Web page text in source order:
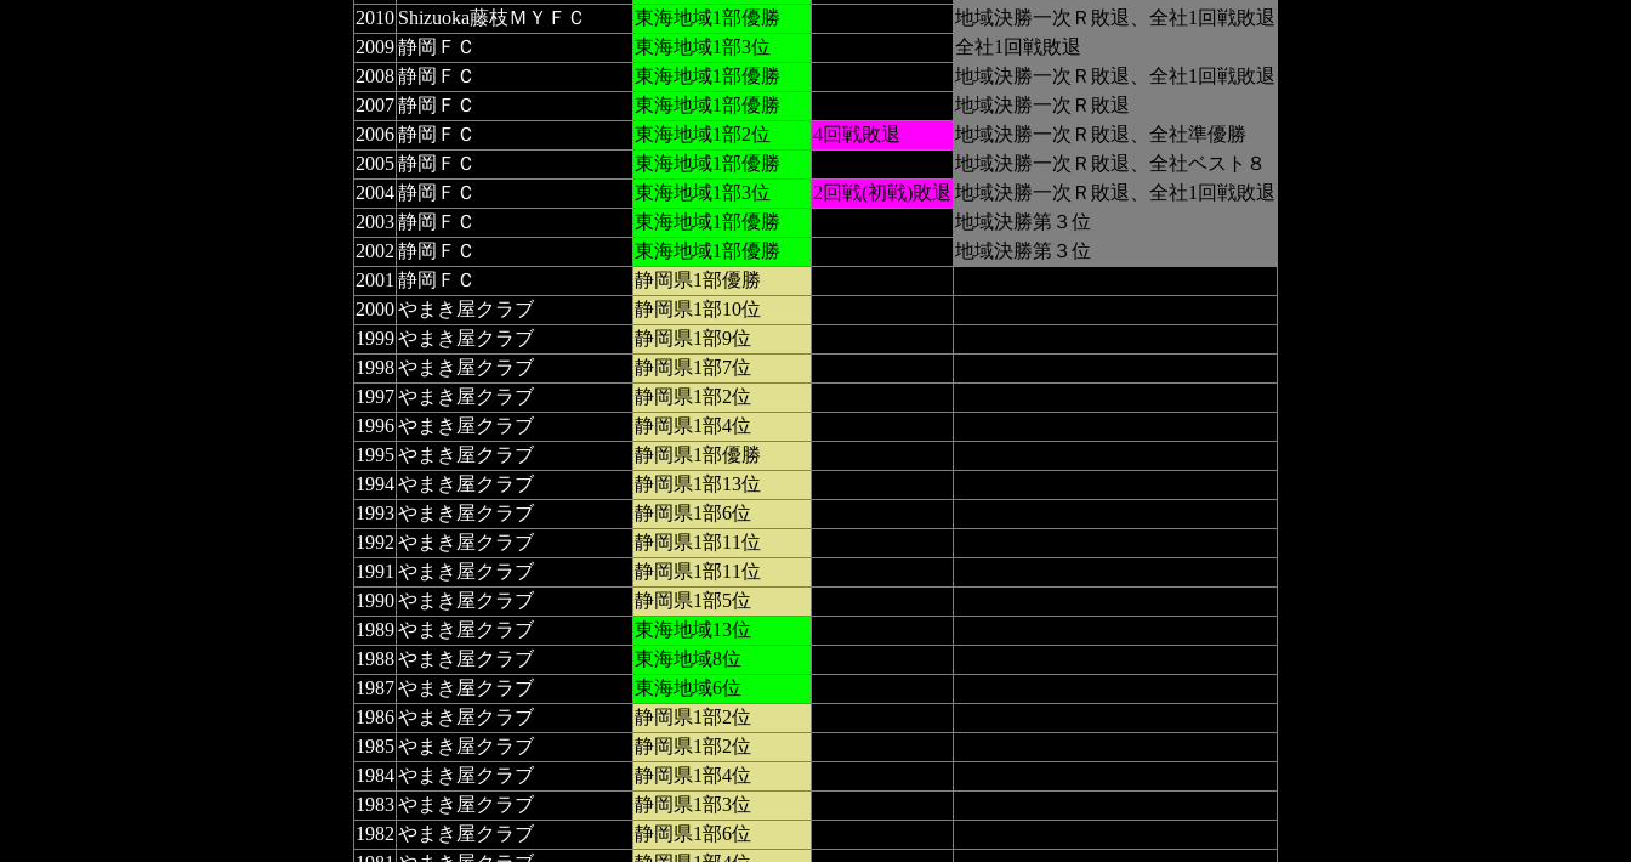
2010 Shizuoka藤枝ＭＹＦＣ 東海地域1部優勝
地域決勝一次Ｒ敗退、全社1回戦敗退
2009静岡ＦＣ 東海地域1部3位
全社1回戦敗退
2008静岡ＦＣ 東海地域1部優勝
地域決勝一次Ｒ敗退、全社1回戦敗退
2007静岡ＦＣ 東海地域1部優勝
地域決勝一次Ｒ敗退
2006静岡ＦＣ 東海地域1部2位 4回戦敗退
地域決勝一次Ｒ敗退、全社準優勝
2005静岡ＦＣ 東海地域1部優勝
地域決勝一次Ｒ敗退、全社ベスト８
2004静岡ＦＣ 東海地域1部3位 2回戦(初戦)敗退 地域決勝一次Ｒ敗退、全社1回戦敗退
2003静岡ＦＣ 東海地域1部優勝
地域決勝第３位
2002 静岡ＦＣ 東海地域1部優勝
地域決勝第３位
2001 静岡ＦＣ
静岡県1部優勝
2000やまき屋クラブ
静岡県1部10位
1999やまき屋クラブ
静岡県1部9位
1998やまき屋クラブ
静岡県1部7位
1997やまき屋クラブ
静岡県1部2位
1996やまき屋クラブ
静岡県1部4位
1995やまき屋クラブ
静岡県1部優勝
1994やまき屋クラブ
静岡県1部13位
1993やまき屋クラブ
静岡県1部6位
1992 やまき屋クラブ
静岡県1部11位
1991 やまき屋クラブ
静岡県1部11位
1990やまき屋クラブ
静岡県1部5位
1989やまき屋クラブ
東海地域13位
1988やまき屋クラブ
東海地域8位
1987やまき屋クラブ
東海地域6位
1986やまき屋クラブ
静岡県1部2位
1985やまき屋クラブ
静岡県1部2位
1984やまき屋クラブ
静岡県1部4位
1983やまき屋クラブ
静岡県1部3位
1982 やまき屋クラブ
静岡県1部6位